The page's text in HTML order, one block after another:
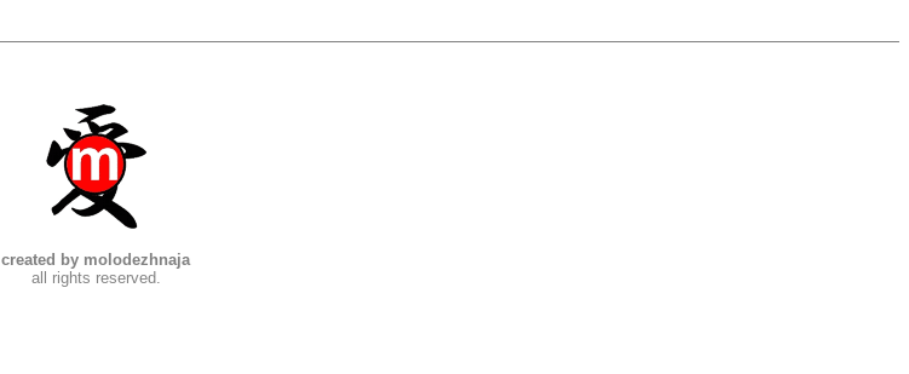
created by molodezhnaja
all rights reserved.